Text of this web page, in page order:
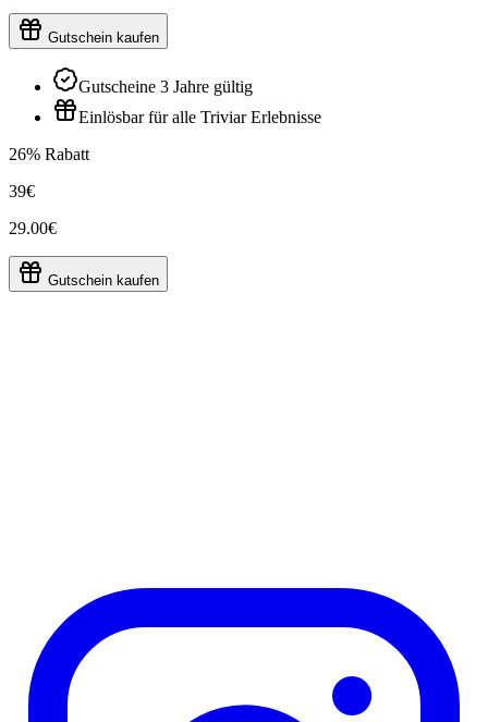
Gutschein kaufen
Gutscheine 3 Jahre gültig
Einlösbar für alle Triviar Erlebnisse
26% Rabatt
39€
29.00€
Gutschein kaufen